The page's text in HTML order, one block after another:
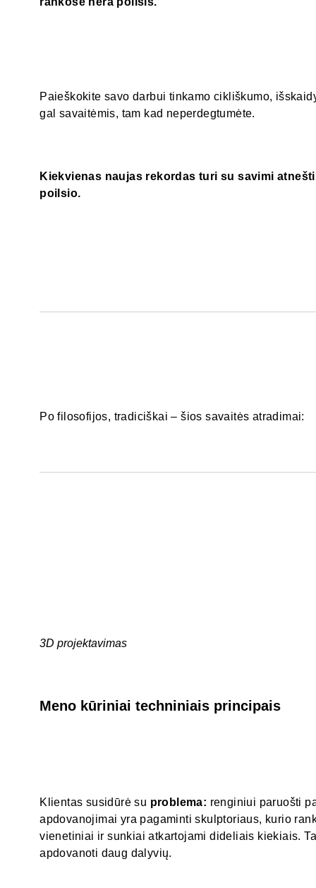
Paieškokite savo darbui tinkamo cikliškumo,
gal savaitėmis, tam kad neperdegtumėte.
Kiekvienas naujas rekordas turi su savimi
poilsio.
Po filosofijos, tradiciškai – šios savaitės atradimai:
3D projektavimas
Meno kūriniai techniniais principais
Klientas susidūrė su problema: renginiui paruošti
apdovanojimai yra pagaminti skulptoriaus, kurio
vienetiniai ir sunkiai atkartojami dideliais kiekiais.
apdovanoti daug dalyvių.